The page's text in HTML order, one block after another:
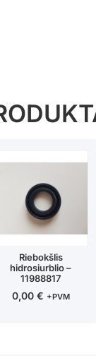
Riebokšlis
hidrosiurblio –
11988817
0,00 € +PVM